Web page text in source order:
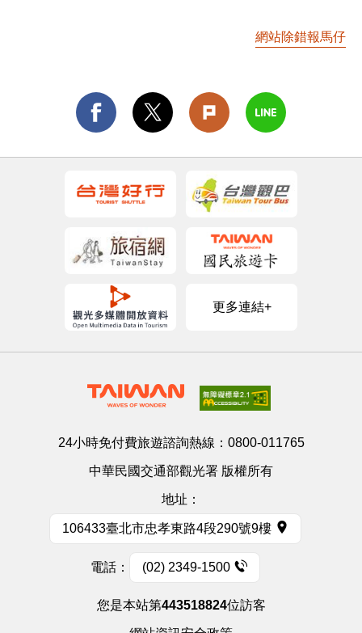
網站除錯報馬仔
更多連結+
24小時免付費旅遊諮詢熱線： 0800-011765
中華民國交通部觀光署 版權所有
地址：
106433臺北市忠孝東路4段290號9樓
電話： (02) 2349-1500
您是本站第443518824位訪客